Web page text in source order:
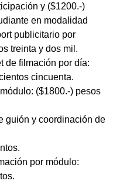
y ($1200.-)
en modalidad
publicitario por
treinta y dos mil.
de filmación por día:
cincuenta.
($1800.-) pesos
guión y coordinación de
por módulo: